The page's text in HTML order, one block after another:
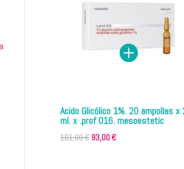
Acido Glicólico 1%. 20 ampollas x
ml. x .prof 016. mesoestetic
101,00€ El
93,00€El